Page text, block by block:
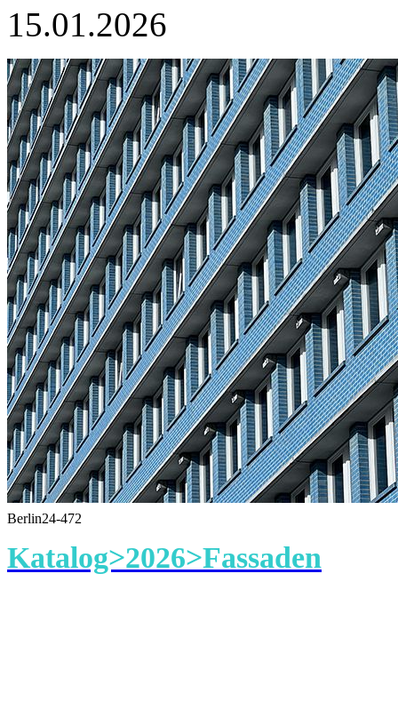
15.01.2026
Berlin24-472
Katalog>2026>Fassaden